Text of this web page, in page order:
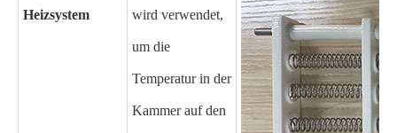
Heizsystem wird verwendet,
um die
Temperatur in der
Kammer auf den